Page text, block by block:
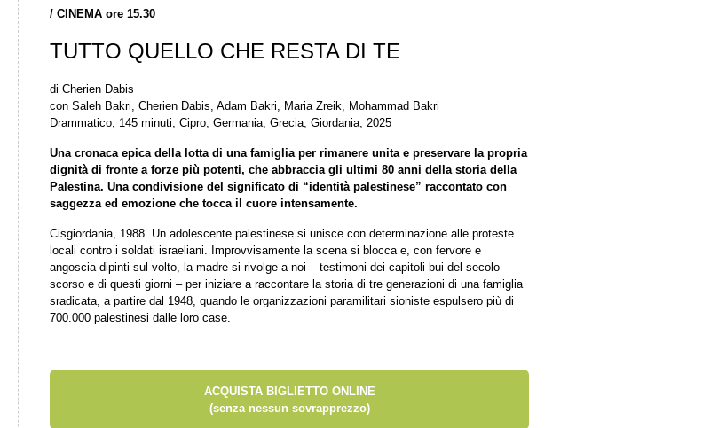
/ CINEMA ore 15.30
TUTTO QUELLO CHE RESTA DI TE
di Cherien Dabis
con Saleh Bakri, Cherien Dabis, Adam Bakri, Maria Zreik, Mohammad Bakri
Drammatico, 145 minuti, Cipro, Germania, Grecia, Giordania, 2025
Una cronaca epica della lotta di una famiglia per rimanere unita e preservare la propria
dignità di fronte a forze più potenti, che abbraccia gli ultimi 80 anni della storia della
Palestina. Una condivisione del significato di “identità palestinese” raccontato con
saggezza ed emozione che tocca il cuore intensamente.
Cisgiordania, 1988. Un adolescente palestinese si unisce con determinazione alle proteste
locali contro i soldati israeliani. Improvvisamente la scena si blocca e, con fervore e
angoscia dipinti sul volto, la madre si rivolge a noi – testimoni dei capitoli bui del secolo
scorso e di questi giorni – per iniziare a raccontare la storia di tre generazioni di una famiglia
sradicata, a partire dal 1948, quando le organizzazioni paramilitari sioniste espulsero più di
700.000 palestinesi dalle loro case.
ACQUISTA BIGLIETTO ONLINE
(senza nessun sovrapprezzo)